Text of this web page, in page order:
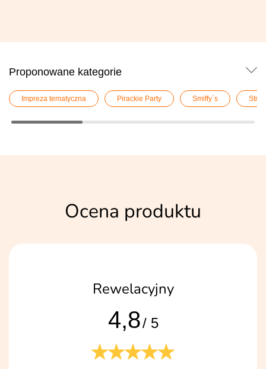
Proponowane kategorie
Impreza tematyczna Pirackie Party Smiffy`s
Ocena produktu
Rewelacyjny
4,8/ 5